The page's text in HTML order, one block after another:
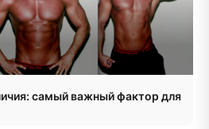
самый важный фактор для